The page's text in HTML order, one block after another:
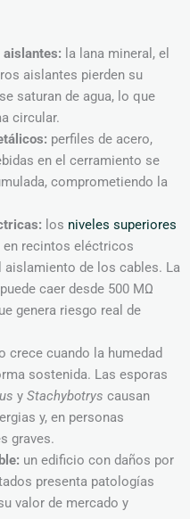
aislantes: la lana mineral, el
aislantes pierden su
saturan de agua, lo que
circular.
perfiles de acero,
en el cerramiento se
comprometiendo la
los niveles superiores
recintos eléctricos
aislamiento de los cables. La
caer desde 500 MΩ
genera riesgo real de
crece cuando la humedad
sostenida. Las esporas
y Stachybotrys causan
y, en personas
graves.
un edificio con daños por
presenta patologías
valor de mercado y